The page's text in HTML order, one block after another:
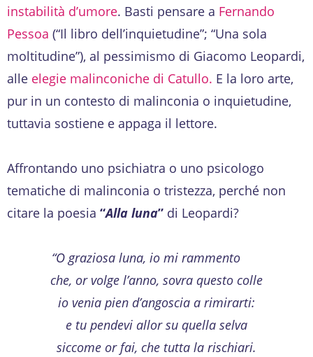
instabilità d’umore. Basti pensare a Fernando
Pessoa (“Il libro dell’inquietudine”; “Una sola
moltitudine”), al pessimismo di Giacomo Leopardi,
alle elegie malinconiche di Catullo. E la loro arte,
pur in un contesto di malinconia o inquietudine,
tuttavia sostiene e appaga il lettore.
Affrontando uno psichiatra o uno psicologo
tematiche di malinconia o tristezza, perché non
citare la poesia “Alla luna” di Leopardi?
“O graziosa luna, io mi rammento
che, or volge l’anno, sovra questo colle
io venia pien d’angoscia a rimirarti:
e tu pendevi allor su quella selva
siccome or fai, che tutta la rischiari.